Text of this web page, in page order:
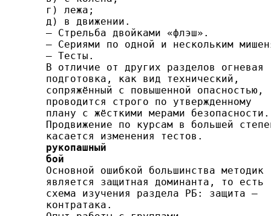
г) лежа;
д) в движении.
— Стрельба двойками «флэш».
— Сериями по одной и нескольким
— Тесты.
В отличие от других разделов огневая
подготовка, как вид технический,
сопряжённый с повышенной опасностью,
проводится строго по утвержденному
плану с жёсткими мерами безопасности.
Продвижение по курсам в большей
рукопашный
бой
Основной ошибкой большинства методик
является за­щитная доминанта, то есть
схема изучения раздела РБ: за­щита —
контратака.